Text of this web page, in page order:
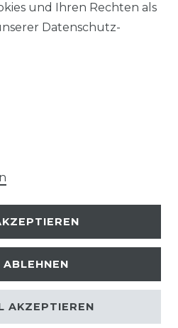
Alle Rechte vorbehalten.
und Ihren Rechten als
Daten­schutz­
AKZEPTIEREN